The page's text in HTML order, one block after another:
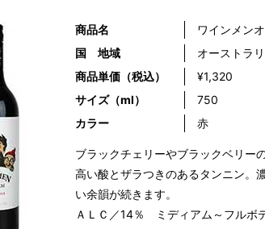
商品名
ワインメン
国 地域
オーストラ
商品単価（税込）
¥1,320
サイズ（ml）
750
カラー
赤
ブラックチェリーやブラックベリーの
高い酸とザラつきのあるタンニン。
い余韻が続きます。
ＡＬＣ／14％ ミディアム～フルボ